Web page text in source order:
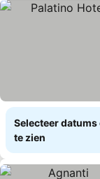
Selecteer
te zien